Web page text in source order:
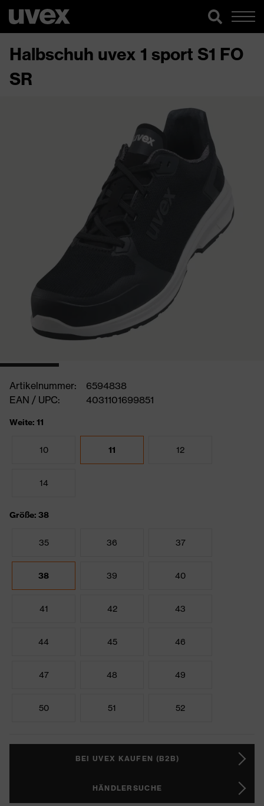
Halbschuh uvex 1 sport S1 FO
SR
Artikelnummer:
6594838
EAN / UPC:
4031101699851
Weite: 11
10 11 12
14
Größe: 38
35 36 37
38 39 40
41 42 43
44 45 46
47 48 49
50 51 52
BEI UVEX KAUFEN (B2B)
HÄNDLERSUCHE